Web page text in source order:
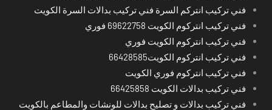
فني تركيب انتركم السرة فني تركيب بدالات السرة الكويت
فني تركيب انتركوم الكويت 69622758 فوري
فني تركيب انتركوم الكويت فوري
فني تركيب انتركوم الكويت66428585
فني تركيب انتركوم فوري الكويت
فني تركيب بدالات الكويت 66425858
فني تركيب بدالات و تصليح بدالات للونشات والمطاعم بالكويت